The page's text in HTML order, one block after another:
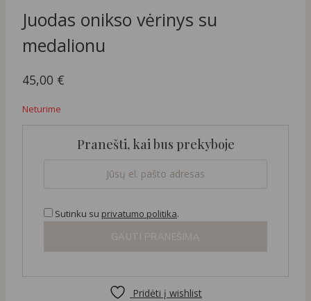
Juodas onikso vėrinys su
medalionu
45,00 €
Neturime
Pranešti, kai bus prekyboje
Sutinku su privatumo politika.
GAUTI PRANEŠIMĄ
Pridėti į wishlist